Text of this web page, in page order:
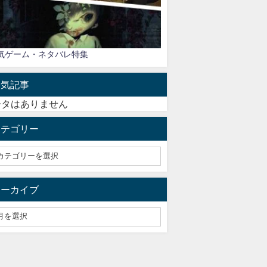
ゲーム・ネタバレ特集
記事
はありません
ゴリー
カイブ